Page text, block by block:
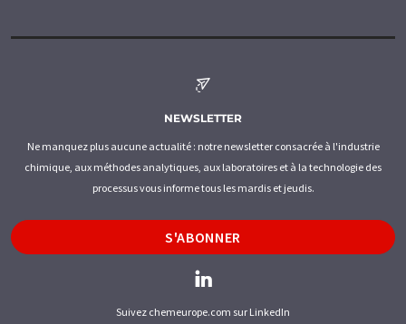
NEWSLETTER
Ne manquez plus aucune actualité : notre newsletter consacrée à l'industrie
chimique, aux méthodes analytiques, aux laboratoires et à la technologie des
processus vous informe tous les mardis et jeudis.
S'ABONNER
Suivez chemeurope.com sur LinkedIn